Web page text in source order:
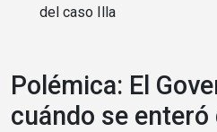
del caso Illa
Polémica: El
cuándo se enteró